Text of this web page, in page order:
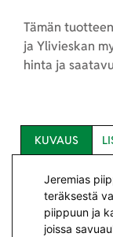
Tämän
ja Ylivieskan
hinta ja
KUVAUS
Jeremias
teräksestä
piippuun ja
joissa